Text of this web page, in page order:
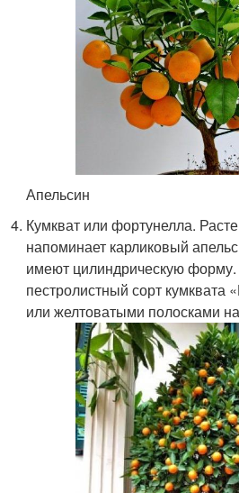
Апельсин
Кумкват или фортунелла.
напоминает карликовый
имеют цилиндрическую
пестролистный сорт кумквата
или желтоватыми полосками